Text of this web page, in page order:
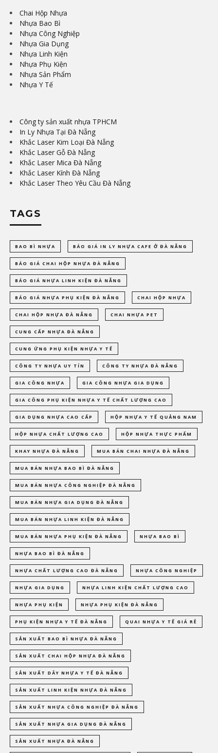
Chai Hộp Nhựa
Nhựa Bao Bì
Nhựa Công Nghiệp
Nhựa Gia Dụng
Nhựa Linh Kiện
Nhựa Phụ Kiện
Nhựa Sản Phẩm
Nhựa Y Tế
Công ty sản xuất nhựa TPHCM
In Ly Nhựa Tại Đà Nẵng
Khắc Laser Kim Loại Đà Nẵng
Khắc Laser Gỗ Đà Nẵng
Khắc Laser Mica Đà Nẵng
Khắc Laser Kính Đà Nẵng
Khắc Laser Theo Yêu Cầu Đà Nẵng
TAGS
BAO BÌ NHỰA BÁO GIÁ IN LY NHỰA CAFE Ở ĐÀ NẴNG
BÁO GIÁ CHAI HỘP NHỰA ĐÀ NẴNG
BÁO GIÁ NHỰA LINH KIỆN ĐÀ NẴNG
BÁO GIÁ NHỰA PHỤ KIỆN ĐÀ NẴNG CHAI HỘP NHỰA
CHAI HỘP NHỰA ĐÀ NẴNG CHAI NHỰA PET
CUNG CẤP NHỰA ĐÀ NẴNG
CUNG ỨNG PHỤ KIỆN NHỰA Y TẾ
CÔNG TY NHỰA UY TÍN CÔNG TY NHỰA ĐÀ NẴNG
GIA CÔNG NHỰA GIA CÔNG NHỰA GIA DỤNG
GIA CÔNG PHỤ KIỆN NHỰA Y TẾ CHẤT LƯỢNG CAO
GIA DỤNG NHỰA CAO CẤP HỘP NHỰA Y TẾ QUẢNG NAM
HỘP NHỰA CHẤT LƯỢNG CAO HỘP NHỰA THỰC PHẨM
KHAY NHỰA ĐÀ NẴNG MUA BÁN CHAI NHỰA ĐÀ NẴNG
MUA BÁN NHỰA BAO BÌ ĐÀ NẴNG
MUA BÁN NHỰA CÔNG NGHIỆP ĐÀ NẴNG
MUA BÁN NHỰA GIA DỤNG ĐÀ NẴNG
MUA BÁN NHỰA LINH KIỆN ĐÀ NẴNG
MUA BÁN NHỰA PHỤ KIỆN ĐÀ NẴNG NHỰA BAO BÌ
NHỰA BAO BÌ ĐÀ NẴNG
NHỰA CHẤT LƯỢNG CAO ĐÀ NẴNG NHỰA CÔNG NGHIỆP
NHỰA GIA DỤNG NHỰA LINH KIỆN CHẤT LƯỢNG CAO
NHỰA PHỤ KIỆN NHỰA PHỤ KIỆN ĐÀ NẴNG
PHỤ KIỆN NHỰA Y TẾ ĐÀ NẴNG QUAI NHỰA Y TẾ GIÁ RẺ
SẢN XUẤT BAO BÌ NHỰA ĐÀ NẴNG
SẢN XUẤT CHAI HỘP NHỰA ĐÀ NẴNG
SẢN XUẤT DÂY NHỰA Y TẾ ĐÀ NẴNG
SẢN XUẤT LINH KIỆN NHỰA ĐÀ NẴNG
SẢN XUẤT NHỰA CÔNG NGHIỆP ĐÀ NẴNG
SẢN XUẤT NHỰA GIA DỤNG ĐÀ NẴNG
SẢN XUẤT NHỰA ĐÀ NẴNG